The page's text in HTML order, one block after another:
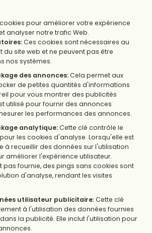
pour améliorer votre expérience
analyser notre trafic Web.
:Ces cookies sont nécessaires au
du site web et ne peuvent pas être
nos systèmes.
des annonces:Cela permet aux
de petites quantités d'informations
pour vous montrer des publicités
utilisé pour fournir des annonces
les performances des annonces.
analytique:Cette clé contrôle le
les cookies d'analyse. Lorsqu'elle est
à recueillir des données sur l'utilisation
améliorer l'expérience utilisateur.
pas fournie, des pings sans cookies sont
d'analyse, rendant les visites
utilisateur publicitaire:Cette clé
à l'utilisation des données fournies
la publicité. Elle inclut l'utilisation pour